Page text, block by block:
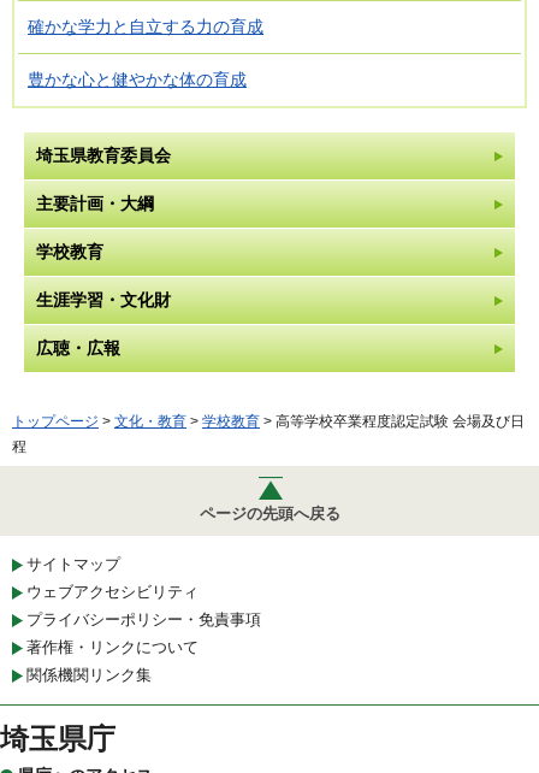
確かな学力と自立する力の育成
豊かな心と健やかな体の育成
埼玉県教育委員会
主要計画・大綱
学校教育
生涯学習・文化財
広聴・広報
トップページ > 文化・教育 > 学校教育 > 高等学校卒業程度認定試験 会場及び日
程
ページの先頭へ戻る
サイトマップ
ウェブアクセシビリティ
プライバシーポリシー・免責事項
著作権・リンクについて
関係機関リンク集
埼玉県庁